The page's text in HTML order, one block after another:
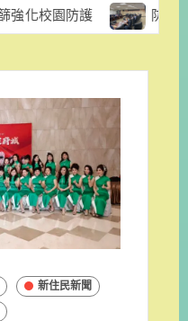
防範颱風停電風險 台
新住民新聞